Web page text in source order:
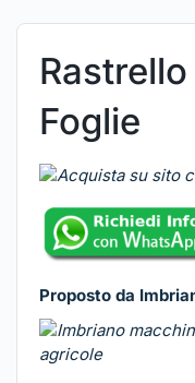
Foglie
Proposto da